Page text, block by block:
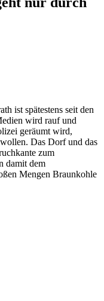
ist spätestens seit den
wird rauf und
geräumt wird,
Das Dorf und das
zum
damit dem
Mengen Braunkohle